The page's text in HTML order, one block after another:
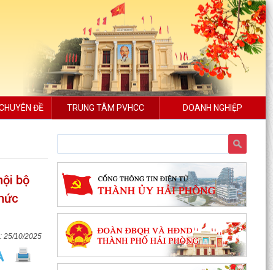
ĐỀ TRUNG TÂM PVHCC DOANH NGHIỆP
bộ
25/10/2025